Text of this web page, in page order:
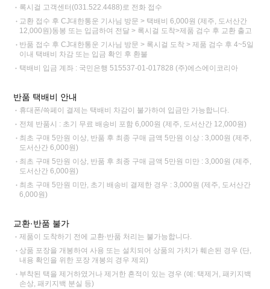
록시걸 고객센터(031.522.4488)로 전화 접수
교환 접수 후 CJ대한통운 기사님 방문 > 택배비 6,000원 (제주, 도서산간
12,000원)동봉 또는 입금하여 전달 > 록시걸 도착>제품 검수 후 교환 출고
반품 접수 후 CJ대한통운 기사님 방문 > 록시걸 도착 > 제품 검수 후 4~5일
이내 택배비 차감 또는 입금 확인 후 환불
택배비 입금 계좌 : 국민은행 515537-01-017828 (주)에스에이코리아
반품 택배비 안내
휴대폰/쓱페이 결제는 택배비 차감이 불가하여 입금만 가능합니다.
전체 반품시 : 초기 무료 배송비 포함 6,000원 (제주, 도서산간 12,000원)
최초 구매 5만원 이상, 반품 후 최종 구매 금액 5만원 이상 : 3,000원 (제주,
도서산간 6,000원)
최초 구매 5만원 이상, 반품 후 최종 구매 금액 5만원 미만 : 3,000원 (제주,
도서산간 6,000원)
최초 구매 5만원 미만, 초기 배송비 결제한 경우 : 3,000원 (제주, 도서산간
6,000원)
교환·반품 불가
제품이 도착하기 전에 교환·반품 처리는 불가능합니다.
상품 포장을 개봉하여 사용 또는 설치되어 상품의 가치가 훼손된 경우 (단,
내용 확인을 위한 포장 개봉의 경우 제외)
부착된 택을 제거하였거나 제거한 흔적이 있는 경우 (예: 택제거, 패키지백
손상, 패키지백 분실 등)